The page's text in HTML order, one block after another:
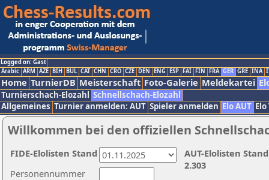
Logged on: Gast
Arabic ARM AZE BIH BUL CAT CHN CRO CZE DEN ENG ESP FAI FIN FRA GER GRE INA
Home TurnierDB Meisterschaft Foto-Galerie Meldekartei
Turnierschach-Elozahl Schnellschach-Elozahl
Allgemeines Turnier anmelden: AUT Spieler anmelden Elo AUT
Willkommen bei den offiziellen
Personennummer
AUT-Elolisten
2.303
FIDE-Elolisten Stand